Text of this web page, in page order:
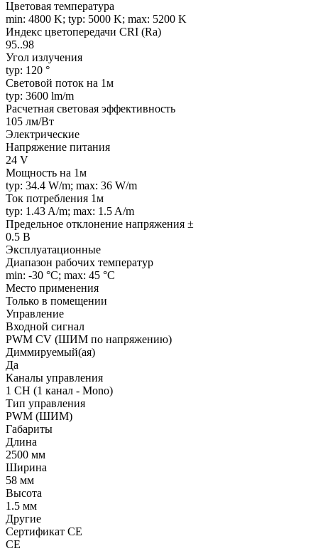
Цветовая температура
min: 4800 K; typ: 5000 K; max: 5200 K
Индекс цветопередачи CRI (Ra)
95..98
Угол излучения
typ: 120 °
Световой поток на 1м
typ: 3600 lm/m
Расчетная световая эффективность
105 лм/Вт
Электрические
Напряжение питания
24 V
Мощность на 1м
typ: 34.4 W/m; max: 36 W/m
Ток потребления 1м
typ: 1.43 A/m; max: 1.5 A/m
Предельное отклонение напряжения ±
0.5 В
Эксплуатационные
Диапазон рабочих температур
min: -30 °C; max: 45 °C
Место применения
Только в помещении
Управление
Входной сигнал
PWM СV (ШИМ по напряжению)
Диммируемый(ая)
Да
Каналы управления
1 CH (1 канал - Mono)
Тип управления
PWM (ШИМ)
Габариты
Длина
2500 мм
Ширина
58 мм
Высота
1.5 мм
Другие
Сертификат CE
CE